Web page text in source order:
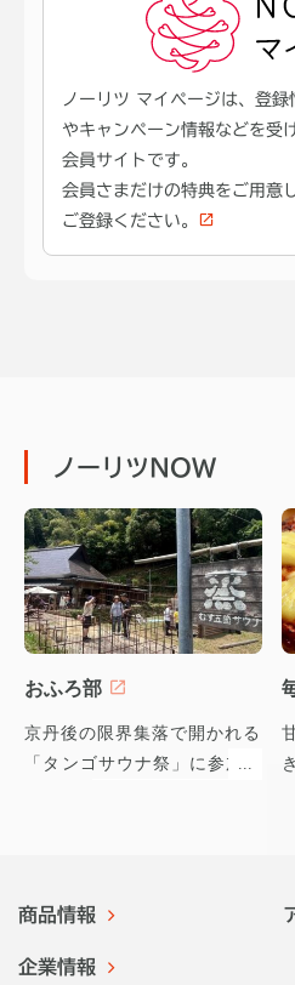
ノーリツ マイページは、登
やキャンペーン情報などを受
会員サイトです。
会員さまだけの特典をご用意
ご登録ください。
ノーリツNOW
おふろ部
京丹後の限界集落で開かれる
「タンゴサウナ祭」に参加し
商品情報
企業情報